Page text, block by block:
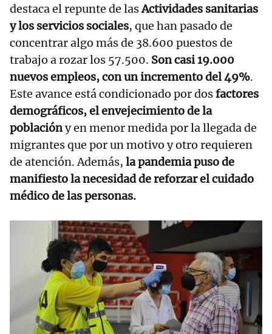
destaca el repunte de lasActividades sanitarias
y los servicios sociales, que han pasado de
concentrar algo más de 38.600 puestos de
trabajo a rozar los 57.500. Son casi 19.000
nuevos empleos, con un incremento del 49%.
Este avance está condicionado por dosfactores
demográficos, el envejecimiento de la
poblacióny en menor medida por la llegada de
migrantes que por un motivo y otro requieren
de atención. Además, la pandemia puso de
manifiesto la necesidad de reforzar el cuidado
médico de las personas.